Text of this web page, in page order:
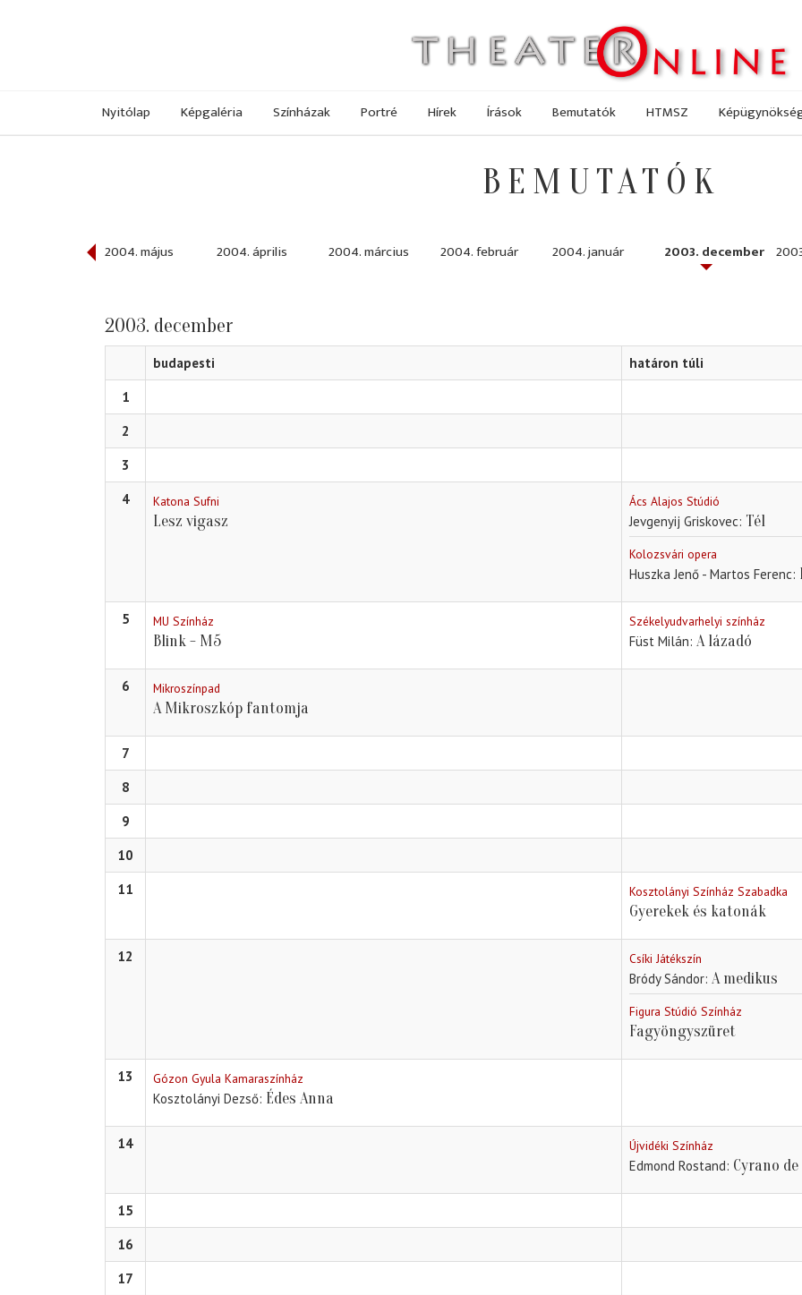
Nyitólap Képgaléria Színházak Portré Hírek Írások Bemutatók HTMSZ
BEMUTATÓK
2004. május 2004. április 2004. március 2004. február 2004. január 2003. december
2003. december
budapesti
határon túli
1
2
3
4
Katona Sufni
Lesz vigasz
Ács Alajos Stúdió
Jevgenyij Griskovec Tél
Kolozsvári opera
Huszka Jenő - Martos Ferenc
5 MU Színház
Blink - M5
Székelyudvarhelyi színház
Füst Milán A lázadó
6 Mikroszínpad
A Mikroszkóp fantomja
7
8
9
10
11
Kosztolányi Színház Szabadka
Gyerekek és katonák
12 Csíki Játékszín
Bródy Sándor A medikus
Figura Stúdió Színház
Fagyöngyszüret
13 Gózon Gyula Kamaraszínház
Kosztolányi Dezső Édes Anna
14 Újvidéki Színház
Edmond Rostand Cyrano
15
16
17